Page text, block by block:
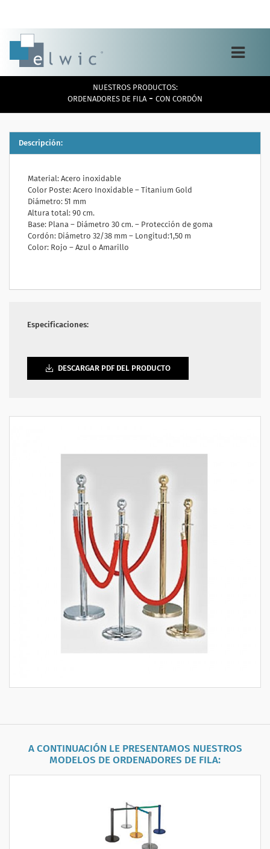
Toggle
navigation
NUESTROS PRODUCTOS:
ORDENADORES DE FILA- CON CORDÓN
Descripción:
Material:Acero inoxidable
Color Poste:Acero Inoxidable – Titanium Gold
Diámetro:51 mm
Altura total:90 cm.
Base: Plana – Diámetro 30 cm. – Protección de goma
Cordón: Diámetro 32/38 mm – Longitud:1,50 m
Color: Rojo – Azul o Amarillo
Especificaciones:
DESCARGAR PDF DEL PRODUCTO
A CONTINUACIÓN LE PRESENTAMOS NUESTROS
MODELOS DEORDENADORES DE FILA: